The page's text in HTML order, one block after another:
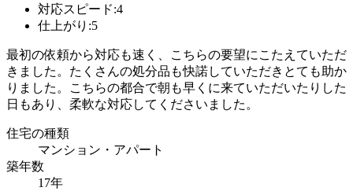
対応スピード:4
仕上がり:5
最初の依頼から対応も速く、こちらの要望にこたえていただ
きました。たくさんの処分品も快諾していただきとても助か
りました。こちらの都合で朝も早くに来ていただいたりした
日もあり、柔軟な対応してくださいました。
住宅の種類
マンション・アパート
築年数
17年